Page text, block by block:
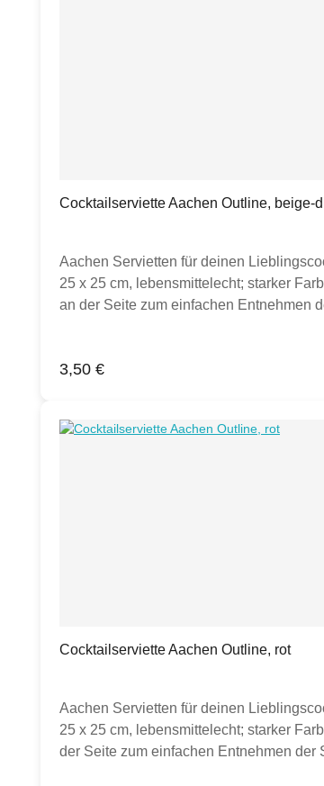
Cocktailserviette Aachen Outline, beige-
Aachen Servietten für deinen
25 x 25 cm, lebensmittelecht; starker
an der Seite zum einfachen Entnehmen
Regulärer Preis:
3,50 €
Cocktailserviette Aachen Outline, rot
Aachen Servietten für deinen
25 x 25 cm, lebensmittelecht; starker
der Seite zum einfachen Entnehmen